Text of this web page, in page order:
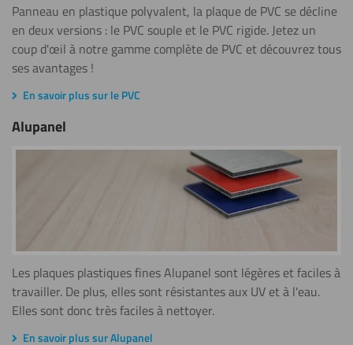
Panneau en plastique polyvalent, la plaque de PVC se décline
en deux versions : le PVC souple et le PVC rigide. Jetez un
coup d'œil à notre gamme complète de PVC et découvrez tous
ses avantages !
En savoir plus sur le PVC
Alupanel
Les plaques plastiques fines Alupanel sont légères et faciles à
travailler. De plus, elles sont résistantes aux UV et à l'eau.
Elles sont donc très faciles à nettoyer.
En savoir plus sur Alupanel